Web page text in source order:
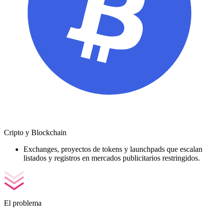
Cripto y Blockchain
Exchanges, proyectos de tokens y launchpads que escalan
listados y registros en mercados publicitarios restringidos.
El problema